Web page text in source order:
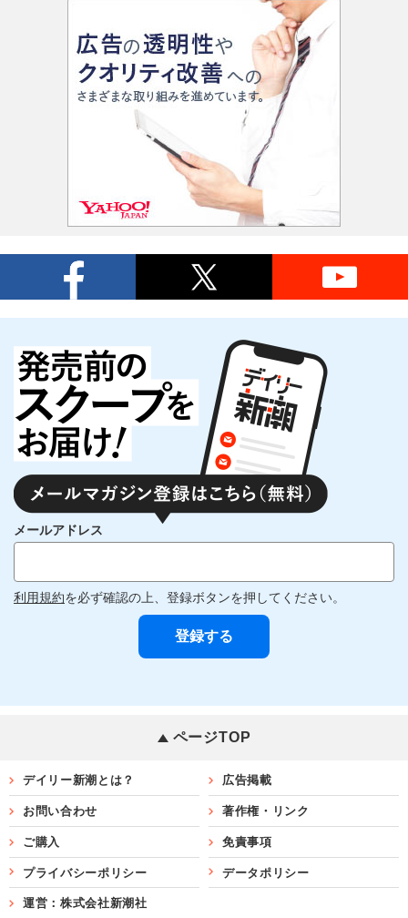
メールアドレス
利用規約を必ず確認の上、登録ボタンを押してください。
ページTOP
デイリー新潮とは？ 広告掲載
お問い合わせ 著作権・リンク
ご購入 免責事項
プライバシーポリシー データポリシー
運営：株式会社新潮社